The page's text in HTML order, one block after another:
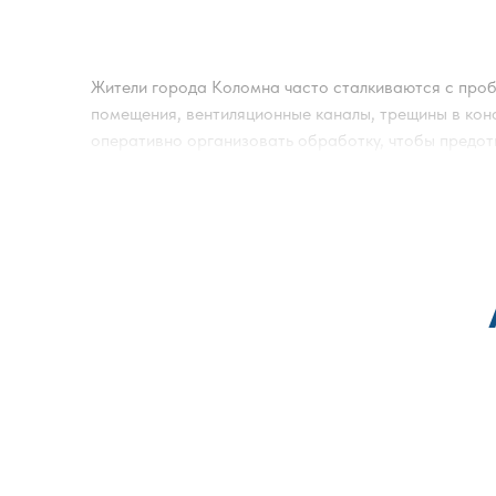
Жители города Коломна часто сталкиваются с
помещения, вентиляционные каналы, трещины в
оперативно организовать обработку, чтобы
Эффективная обработка от вредных насекомых
устанавливает вид вредителей, оценивает
состав препаратов с учётом назначения
и нежилых объектах. Обработка охватывает
выполнить уничтожение вредных для человека